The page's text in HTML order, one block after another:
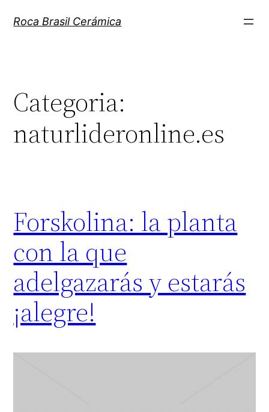
paraRoca Brasil Cerámica
Categoria:
naturlideronline.es
Forskolina: la planta
con la que
adelgazarás y estarás
¡alegre!